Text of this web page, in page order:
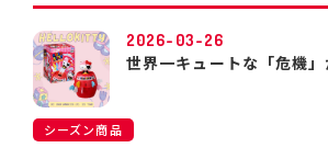
2026-03-26
世界一キュートな「危機」
シーズン商品